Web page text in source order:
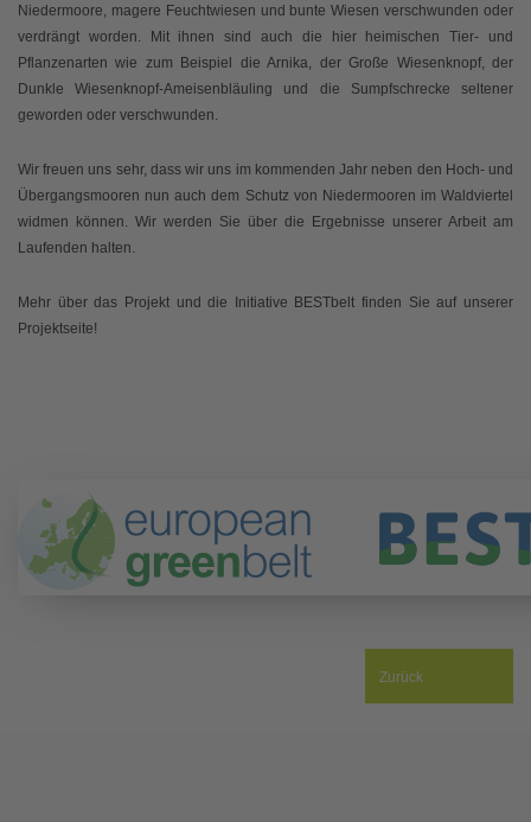
Niedermoore, magere Feuchtwiesen und bunte Wiesen verschwunden oder
verdrängt worden. Mit ihnen sind auch die hier heimischen Tier- und
Pflanzenarten wie zum Beispiel die Arnika, der Große Wiesenknopf, der
Dunkle Wiesenknopf-Ameisenbläuling und die Sumpfschrecke seltener
geworden oder verschwunden.
Wir freuen uns sehr, dass wir uns im kommenden Jahr neben den Hoch- und
Übergangsmooren nun auch dem Schutz von Niedermooren im Waldviertel
widmen können. Wir werden Sie über die Ergebnisse unserer Arbeit am
Laufenden halten.
Mehr über das Projekt und die Initiative BESTbelt finden Sie auf unserer
Projektseite!
Zurück